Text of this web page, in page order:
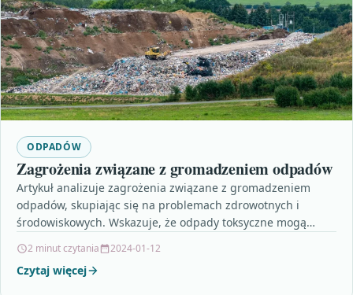
ODPADÓW
Zagrożenia związane z gromadzeniem odpadów
Artykuł analizuje zagrożenia związane z gromadzeniem
odpadów, skupiając się na problemach zdrowotnych i
środowiskowych. Wskazuje, że odpady toksyczne mogą
2 minut czytania 2024-01-12
Czytaj więcej